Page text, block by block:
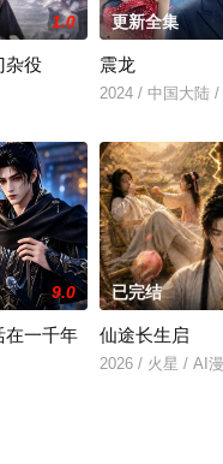
1.0
杂役
更新全集
震龙
2024 / 中国大陆 /
9.0
在一千年
已完结
仙途长生启
2026 / 火星 / AI漫